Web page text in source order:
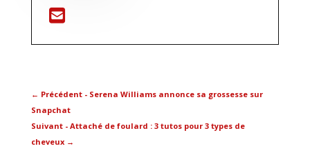
← Précédent - Serena Williams annonce sa grossesse sur
Snapchat
Suivant - Attaché de foulard : 3 tutos pour 3 types de
cheveux→